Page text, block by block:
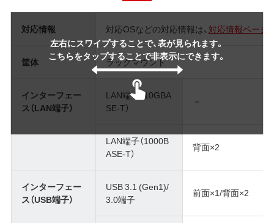
左右にスワイプすることで、表が見られます。
こちらをタップすることで非表示にできます。
対応情報 対応OSなどの対応情報は、 対応情報ページ
筐体 ラックマウント
インターフェー
ス（LAN端子）
LAN端子（10GBA
SE-T）
－
LAN端子（1000B
ASE-T）
背面×2
インターフェー
ス（USB端子）
USB 3.1 (Gen1)/
3.0端子
前面×1/背面×2